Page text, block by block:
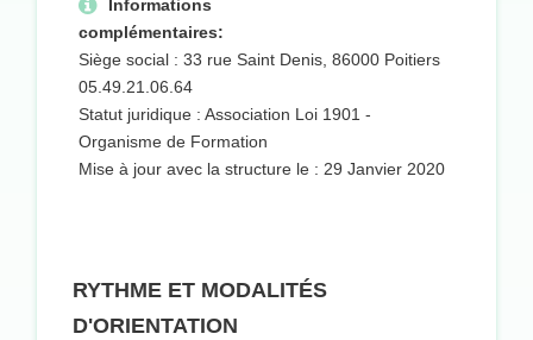
Informations
complémentaires:
Siège social : 33 rue Saint Denis, 86000 Poitiers
05.49.21.06.64
Statut juridique : Association Loi 1901 -
Organisme de Formation
Mise à jour avec la structure le : 29 Janvier 2020
RYTHME ET MODALITÉS
D'ORIENTATION